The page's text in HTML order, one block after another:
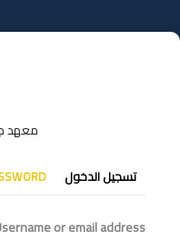
إلى
المحتوى
معهد
التبويبات
الأساسية
تسجيل الدخول
or email address